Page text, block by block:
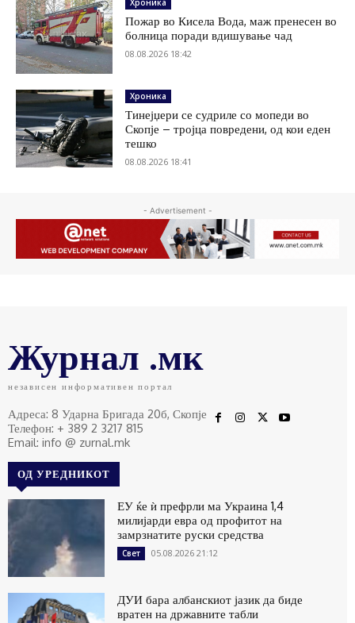
Хроника
Пожар во Кисела Вода, маж пренесен во
болница поради вдишување чад
08.08.2026 18:42
Хроника
Тинејџери се судриле со мопеди во
Скопје – тројца повредени, од кои еден
тешко
08.08.2026 18:41
- Advertisement -
Журнал .мк
независен информативен портал
Адреса: 8 Ударна Бригада 20б, Скопје
Телефон: + 389 2 3217 815
Email: info @ zurnal.mk
ОД УРЕДНИКОТ
ЕУ ќе ѝ префрли ма Украина 1,4
милијарди евра од профитот на
замрзнатите руски средства
Свет 05.08.2026 21:12
ДУИ бара албанскиот јазик да биде
вратен на државните табли